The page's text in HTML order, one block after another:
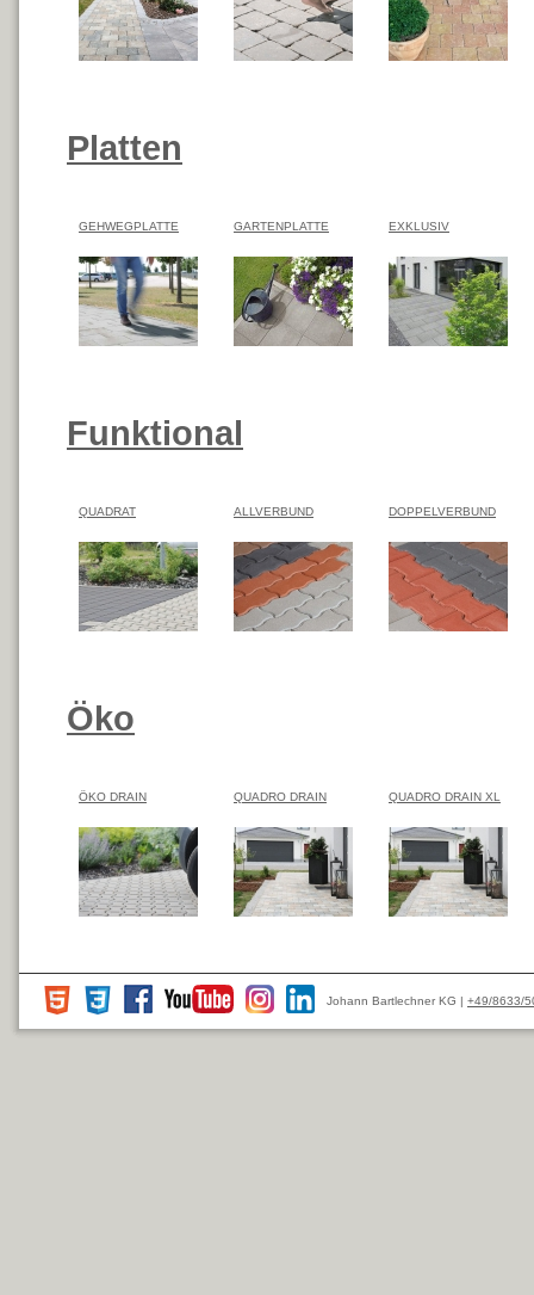
Platten
GEHWEGPLATTE GARTENPLATTE EXKLUSIV
Funktional
QUADRAT ALLVERBUND DOPPELVERBUND
Öko
ÖKO DRAIN QUADRO DRAIN QUADRO DRAIN XL
Johann Bartlechner KG | +49/8633/